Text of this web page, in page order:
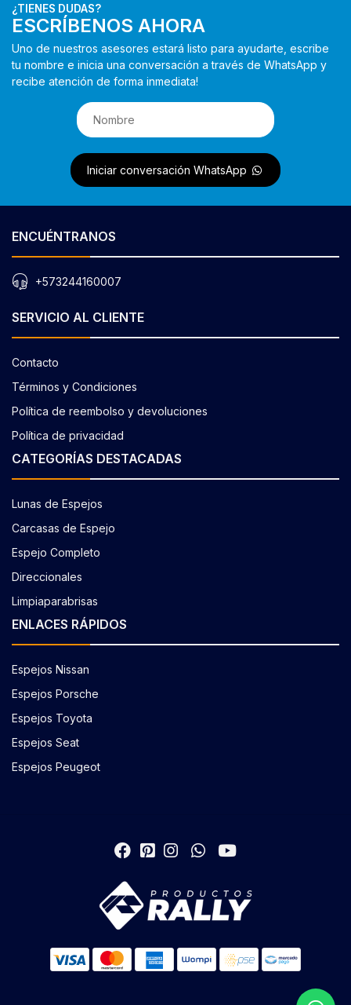
¿TIENES DUDAS?
ESCRÍBENOS AHORA
Uno de nuestros asesores estará listo para ayudarte, escribe
tu nombre e inicia una conversación a través de WhatsApp y
recibe atención de forma inmediata!
Iniciar conversación WhatsApp
ENCUÉNTRANOS
+573244160007
SERVICIO AL CLIENTE
Contacto
Términos y Condiciones
Política de reembolso y devoluciones
Política de privacidad
CATEGORÍAS DESTACADAS
Lunas de Espejos
Carcasas de Espejo
Espejo Completo
Direccionales
Limpiaparabrisas
ENLACES RÁPIDOS
Espejos Nissan
Espejos Porsche
Espejos Toyota
Espejos Seat
Espejos Peugeot